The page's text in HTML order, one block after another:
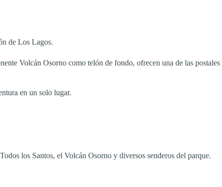
de Los Lagos.
Volcán Osorno como telón de fondo, ofrecen una de las postales
en un solo lugar.
los Santos, el Volcán Osorno y diversos senderos del parque.